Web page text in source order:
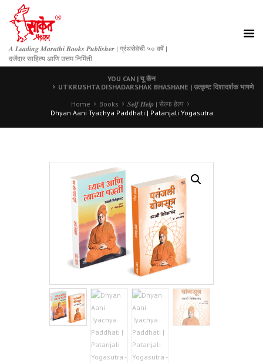
𝑨 𝑳𝒆𝒂𝒅𝒊𝒏𝒈 𝑴𝒂𝒓𝒂𝒕𝒉𝒊 𝑩𝒐𝒐𝒌𝒔 𝑷𝒖𝒃𝒍𝒊𝒔𝒉𝒆𝒓 | ग्रंथसेवेची ५० वर्षे |
दर्जेदार साहित्य आणि उत्तम निर्मिती
YOU CAN | यू कॅन
UTKRUSHTA DISHADARSHAK BHASHANE | उत्कृष्ट दिशादर्शक भाषणे
Home
Books
𝑺𝒆𝒍𝒇 𝑯𝒆𝒍𝒑 | सेल्फ हेल्प
Dhyan Aani Tyachya Paddhati | Patanjali Yogasutra